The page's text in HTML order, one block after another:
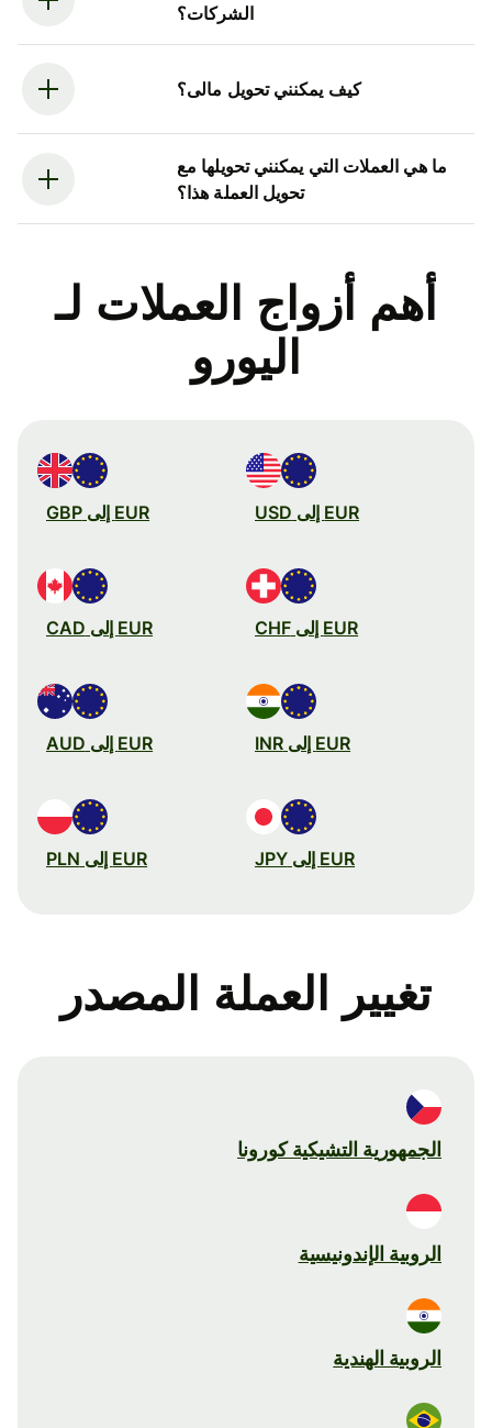
الشركات؟
كيف يمكنني تحويل مالى؟
ما هي العملات التي يمكنني تحويلها مع
تحويل العملة هذا؟
أهم أزواج العملات لـ
اليورو
EUR إلى USD EUR إلى GBP
EUR إلى CHF EUR إلى CAD
EUR إلى INR EUR إلى AUD
EUR إلى JPY EUR إلى PLN
تغيير العملة المصدر
الجمهورية التشيكية كورونا
الروبية الإندونيسية
الروبية الهندية